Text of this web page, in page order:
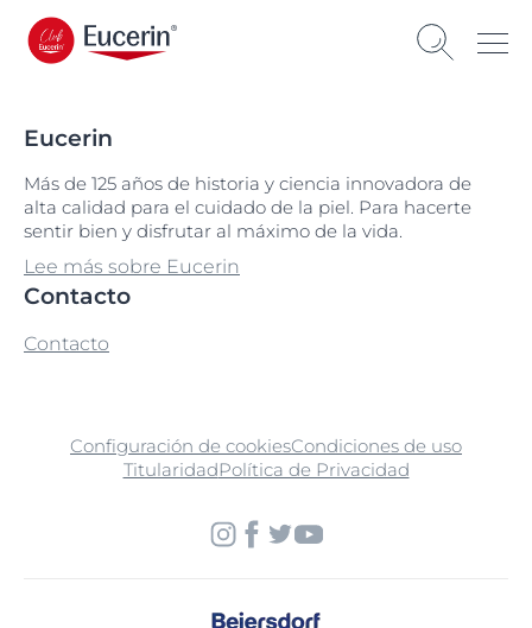
Eucerin
Más de 125 años de historia y ciencia innovadora de
alta calidad para el cuidado de la piel. Para hacerte
sentir bien y disfrutar al máximo de la vida.
Lee más sobre Eucerin
Contacto
Contacto
Configuración de cookiesCondiciones de uso
TitularidadPolítica de Privacidad